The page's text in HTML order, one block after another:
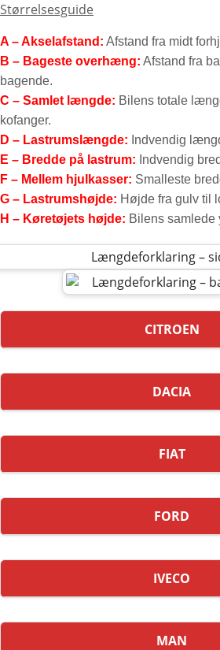
Størrelsesguide
A – Akselafstand: Afstand fra midt
B – Bageste overhæng: Afstand fra
bagende.
C – Samlet længde: Bilens totale
kofanger.
D – Lastrumslængde: Indvendig
E – Bredde på lastrum: Indvendig
F – Mellem hjulkasser: Smalleste
G – Lastrumshøjde: Højde fra gulv til
H – Køretøjets højde: Bilens samlede
CITROEN
DACIA
FIAT
FORD
IVECO
MAN